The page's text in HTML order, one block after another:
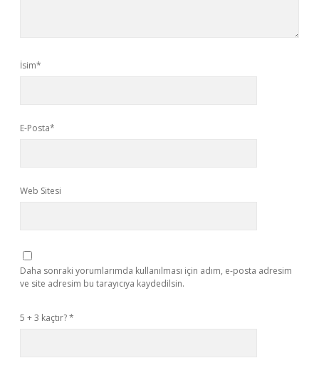
İsim*
E-Posta*
Web Sitesi
Daha sonraki yorumlarımda kullanılması için adım, e-posta adresim
ve site adresim bu tarayıcıya kaydedilsin.
5 + 3 kaçtır?*